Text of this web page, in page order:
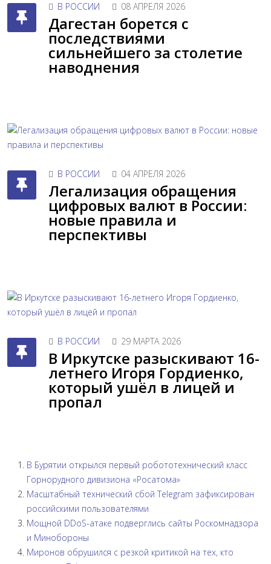
В РОССИИ 08 АПРЕЛЯ 2026
Дагестан борется с
последствиями
сильнейшего за столетие
наводнения
В РОССИИ 04 АПРЕЛЯ 2026
Легализация обращения
цифровых валют в России:
новые правила и
перспективы
В РОССИИ 29 МАРТА 2026
В Иркутске разыскивают 16-
летнего Игоря Гордиенко,
который ушёл в лицей и
пропал
В Бурятии открылся первый робототехнический класс
Горнорудного дивизиона «Росатома»
Масштабный технический сбой Telegram зафиксирован
российскими пользователями
Мощной DDoS-атаке подверглись сайты Роскомнадзора
и Минобороны
Миронов обрушился с резкой критикой на тех, кто